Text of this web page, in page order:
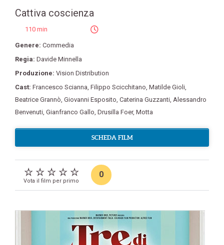
Cattiva coscienza
110 min
Genere: Commedia
Regia: Davide Minnella
Produzione: Vision Distribution
Cast: Francesco Scianna Filippo Scicchitano Matilde Gioli
Beatrice Grannò Giovanni Esposito Caterina Guzzanti Alessandro
Benvenuti Gianfranco Gallo Drusilla Foer, Motta
SCHEDA FILM
Vota il film per primo
0